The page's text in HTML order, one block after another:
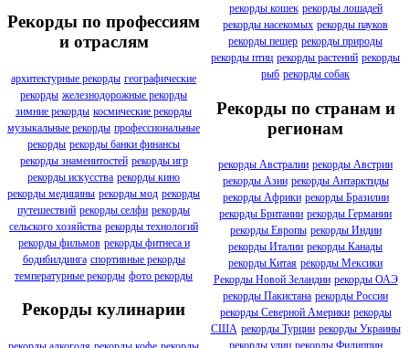
Рекорды по профессиям
и отраслям
архитектурные рекорды географические
рекорды железнодорожные рекорды
зимние рекорды космические рекорды
музыкальные рекорды профессиональные
рекорды рекорды банки финансы
рекорды знаменитостей рекорды игр
рекорды искусства рекорды кино
рекорды медицины рекорды мод рекорды
путешествий рекорды селфи рекорды
сельского хозяйства рекорды технологий
рекорды фильмов рекорды фитнеса и
бодибилдинга спортивные рекорды
температурные рекорды фото рекорды
Рекорды кулинарии
рекорды кошек рекорды лошадей
рекорды насекомых рекорды пауков
рекорды пещер рекорды природы
рекорды птиц рекорды растений рекорды
рыб рекорды собак
Рекорды по странам и
регионам
рекорды Австралии рекорды Австрии
рекорды Азии рекорды Антарктиды
рекорды Африки рекорды Бразилии
рекорды Британии рекорды Германии
рекорды Европы рекорды Индии
рекорды Италии рекорды Канады
рекорды Китая рекорды Мексики
Рекорды Новой Зеландии рекорды ОАЭ
рекорды Пакистана рекорды России
рекорды Северной Америки рекорды
США рекорды Турции рекорды Украины